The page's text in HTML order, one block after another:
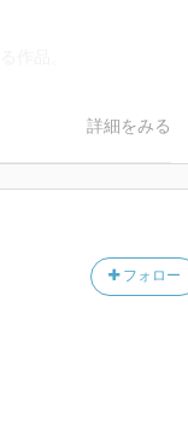
詳細をみる
フォロー